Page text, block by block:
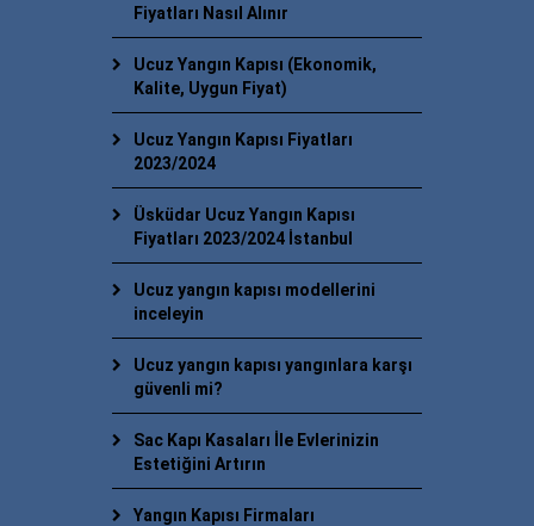
Fiyatları Nasıl Alınır
Ucuz Yangın Kapısı (Ekonomik,
Kalite, Uygun Fiyat)
Ucuz Yangın Kapısı Fiyatları
2023/2024
Üsküdar Ucuz Yangın Kapısı
Fiyatları 2023/2024 İstanbul
Ucuz yangın kapısı modellerini
inceleyin
Ucuz yangın kapısı yangınlara karşı
güvenli mi?
Sac Kapı Kasaları İle Evlerinizin
Estetiğini Artırın
Yangın Kapısı Firmaları